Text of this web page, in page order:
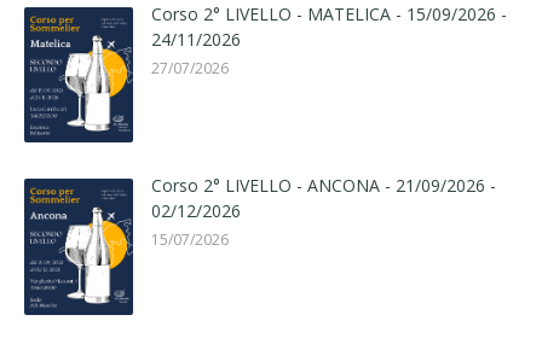
Corso 2° LIVELLO - MATELICA - 15/09/2026 -
24/11/2026
27/07/2026
Corso 2° LIVELLO - ANCONA - 21/09/2026 -
02/12/2026
15/07/2026